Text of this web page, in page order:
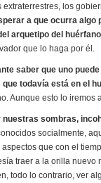
extraterrestres, los
a que ocurra algo
arquetipo del huérfano
que lo haga por él.
saber que uno
todavía está en el
Aunque esto lo iremos
sombras,
socialmente,
que con el
traer a la orilla
todo lo contrario, ver